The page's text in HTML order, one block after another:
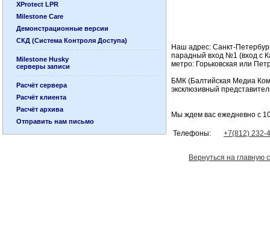
XProtect LPR
Milestone Care
Демонстрационные версии
СКД (Система Контроля Доступа)
Milestone Husky
серверы записи
Расчёт сервера
Расчёт клиента
Расчёт архива
Отправить нам письмо
Наш адрес: Санкт-
парадный вход №1 (вход с
метро: Горьковская или
БМК (Балтийская Медиа
эксклюзивный
Мы ждем вас ежедневно с
Телефоны: +7(812) 232-
Вернуться на главную